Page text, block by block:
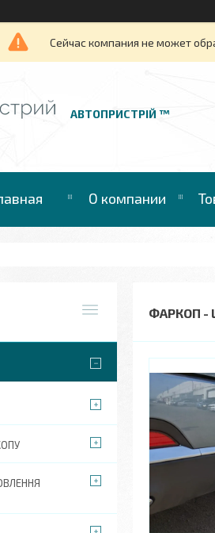
Сейчас компания не может
АВТОПРИСТРІЙ ™
О компании
ФАРКОП -